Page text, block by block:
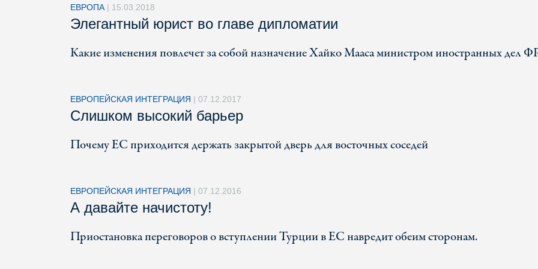
ЕВРОПА | 15.03.2018
Элегантный юрист во главе дипломатии
Какие изменения повлечет за собой назначение Хайко Мааса министром иностранных дел
ЕВРОПЕЙСКАЯ ИНТЕГРАЦИЯ | 07.12.2017
Слишком высокий барьер
Почему ЕС приходится держать закрытой дверь для восточных соседей
ЕВРОПЕЙСКАЯ ИНТЕГРАЦИЯ | 07.12.2016
А давайте начистоту!
Приостановка переговоров о вступлении Турции в ЕС навредит обеим сторонам.